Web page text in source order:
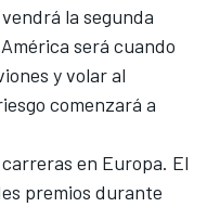
la segunda
será cuando
y volar al
comenzará a
en Europa. El
premios durante